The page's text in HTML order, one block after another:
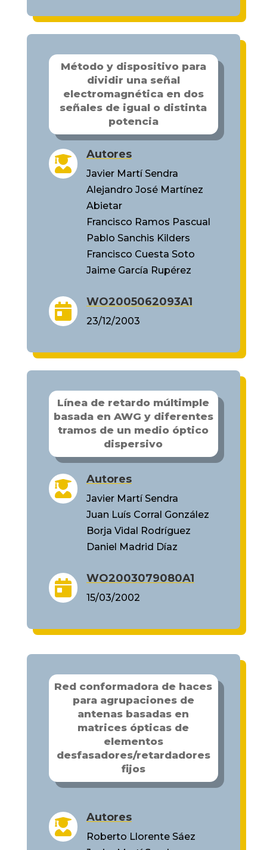
Método y dispositivo para
dividir una señal
electromagnética en dos
señales de igual o distinta
potencia
 Autores
Javier Martí Sendra
Alejandro José Martínez
Abietar
Francisco Ramos Pascual
Pablo Sanchis Kilders
Francisco Cuesta Soto
Jaime García Rupérez
 WO2005062093A1
23/12/2003
Línea de retardo múltimple
basada en AWG y diferentes
tramos de un medio óptico
dispersivo
 Autores
Javier Martí Sendra
Juan Luís Corral González
Borja Vidal Rodríguez
Daniel Madrid Díaz
 WO2003079080A1
15/03/2002
Red conformadora de haces
para agrupaciones de
antenas basadas en
matrices ópticas de
elementos
desfasadores/retardadores
fijos
 Autores
Roberto Llorente Sáez